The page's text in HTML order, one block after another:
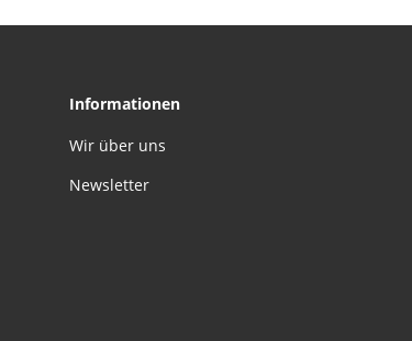
Informationen
Wir über uns
Newsletter